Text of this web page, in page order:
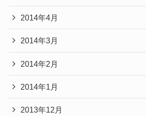
2014年4月
2014年3月
2014年2月
2014年1月
2013年12月